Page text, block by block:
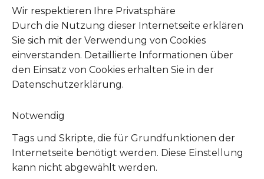
Fundtiere abgeben
Mitglied werden
Unsere Amazon Wunschliste
Unsere Zookauf Wunschliste
Wir respektieren Ihre Privatsphäre
Durch die Nutzung dieser Internetseite erklären
Sie sich mit der Verwendung von Cookies
einverstanden. Detaillierte Informationen über
den Einsatz von Cookies erhalten Sie in der
Datenschutzerklärung.
Notwendig
Tags und Skripte, die für Grundfunktionen der
Internetseite benötigt werden. Diese Einstellung
kann nicht abgewählt werden.